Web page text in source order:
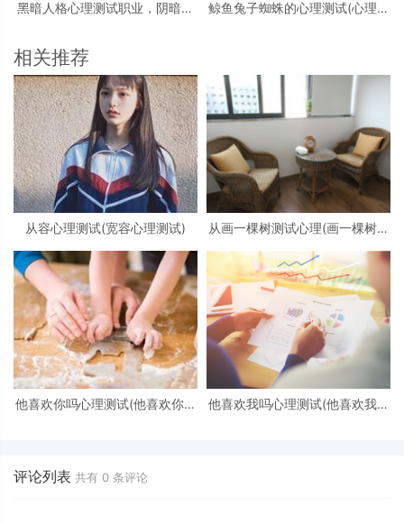
黑暗人格心理测试职业，阴暗人
鲸鱼兔子蜘蛛的心理测试(心理测
相关推荐
从容心理测试(宽容心理测试)
从画一棵树测试心理(画一棵树怎
他喜欢你吗心理测试(他喜欢你吗
他喜欢我吗心理测试(他喜欢我吗
评论列表 共有 0 条评论